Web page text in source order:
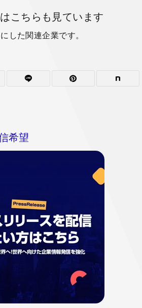
こちらも見ています
した関連企業です。
希望